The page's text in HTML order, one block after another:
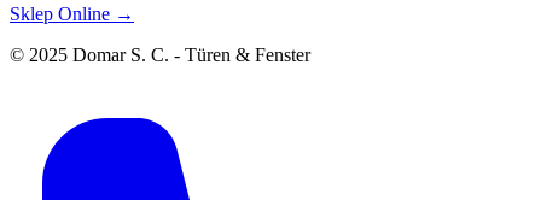
Sklep Online →
© 2025 Domar S. C. - Türen & Fenster